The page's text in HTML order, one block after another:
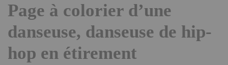
Page à colorier d’une
danseuse, danseuse de hip-
hop en étirement